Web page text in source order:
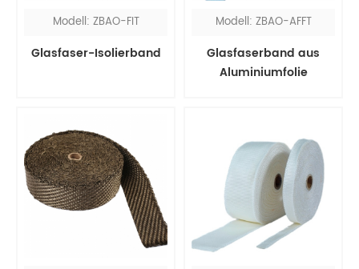
Modell: ZBAO-FIT
Glasfaser-Isolierband
Modell: ZBAO-AFFT
Glasfaserband aus
Aluminiumfolie